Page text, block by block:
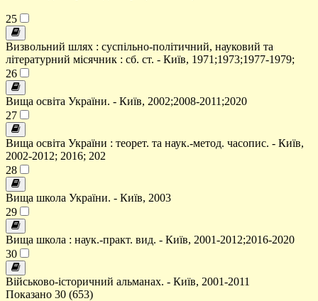
25
Визвольний шлях : суспільно-політичний, науковий та
літературний місячник : сб. ст. - Київ, 1971;1973;1977-1979;
26
Вища освіта України. - Київ, 2002;2008-2011;2020
27
Вища освіта України : теорет. та наук.-метод. часопис. - Київ,
2002-2012; 2016; 202
28
Вища школа України. - Київ, 2003
29
Вища школа : наук.-практ. вид. - Київ, 2001-2012;2016-2020
30
Військово-історичний альманах. - Київ, 2001-2011
Показано 30 (653)